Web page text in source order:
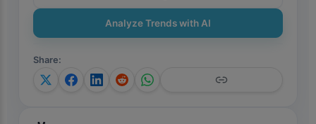
Analyze Trends with AI
Share: